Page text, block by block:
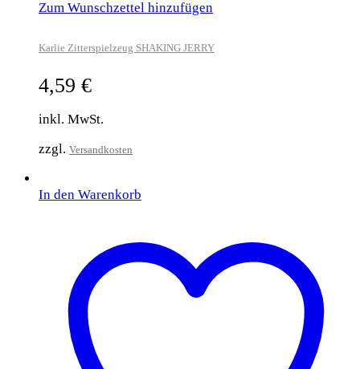
Zum Wunschzettel hinzufügen
Karlie Zitterspielzeug SHAKING JERRY
4,59 €
inkl. MwSt.
zzgl. Versandkosten
In den Warenkorb